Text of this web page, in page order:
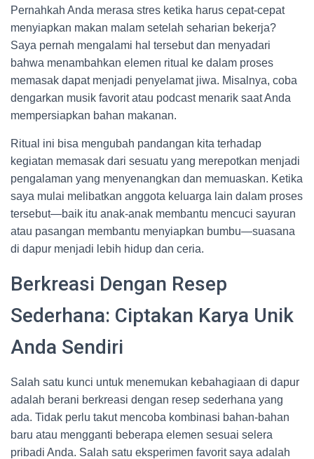
Pernahkah Anda merasa stres ketika harus cepat-cepat
menyiapkan makan malam setelah seharian bekerja?
Saya pernah mengalami hal tersebut dan menyadari
bahwa menambahkan elemen ritual ke dalam proses
memasak dapat menjadi penyelamat jiwa. Misalnya, coba
dengarkan musik favorit atau podcast menarik saat Anda
mempersiapkan bahan makanan.
Ritual ini bisa mengubah pandangan kita terhadap
kegiatan memasak dari sesuatu yang merepotkan menjadi
pengalaman yang menyenangkan dan memuaskan. Ketika
saya mulai melibatkan anggota keluarga lain dalam proses
tersebut—baik itu anak-anak membantu mencuci sayuran
atau pasangan membantu menyiapkan bumbu—suasana
di dapur menjadi lebih hidup dan ceria.
Berkreasi Dengan Resep
Sederhana: Ciptakan Karya Unik
Anda Sendiri
Salah satu kunci untuk menemukan kebahagiaan di dapur
adalah berani berkreasi dengan resep sederhana yang
ada. Tidak perlu takut mencoba kombinasi bahan-bahan
baru atau mengganti beberapa elemen sesuai selera
pribadi Anda. Salah satu eksperimen favorit saya adalah